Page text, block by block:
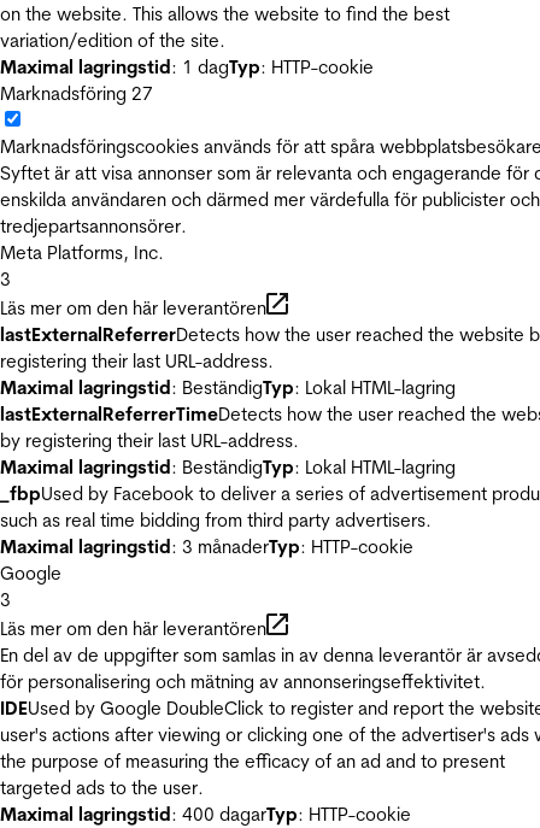
on the website. This allows the website to find the best
variation/edition of the site.
Maximal lagringstid: 1 dagTyp: HTTP-cookie
Marknadsföring 27
Marknadsföringscookies används för att spåra
Syftet är att visa annonser som är relevanta och engagerande för
enskilda användaren och därmed mer värdefulla för publicister och
tredjepartsannonsörer.
Meta Platforms, Inc.
3
Läs mer om den här leverantören
lastExternalReferrerDetects how the user reached the website
registering their last URL-address.
Maximal lagringstid: BeständigTyp: Lokal HTML-lagring
lastExternalReferrerTimeDetects how the user reached the
by registering their last URL-address.
Maximal lagringstid: BeständigTyp: Lokal HTML-lagring
_fbpUsed by Facebook to deliver a series of advertisement
such as real time bidding from third party advertisers.
Maximal lagringstid: 3 månaderTyp: HTTP-cookie
Google
3
Läs mer om den här leverantören
En del av de uppgifter som samlas in av denna leverantör är
för personalisering och mätning av annonseringseffektivitet.
IDEUsed by Google DoubleClick to register and report the
user's actions after viewing or clicking one of the advertiser's ads
the purpose of measuring the efficacy of an ad and to present
targeted ads to the user.
Maximal lagringstid: 400 dagarTyp: HTTP-cookie